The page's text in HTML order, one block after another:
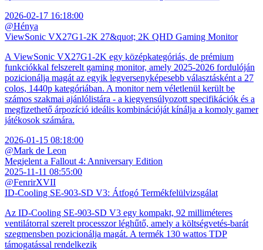
2026-02-17 16:18:00
@Hénya
ViewSonic VX27G1-2K 27&quot; 2K QHD Gaming Monitor
A ViewSonic VX27G1-2K egy középkategóriás, de prémium
funkciókkal felszerelt gaming monitor, amely 2025-2026 fordulóján
pozicionálja magát az egyik legversenyképesebb választásként a 27
colos, 1440p kategóriában. A monitor nem véletlenül került be
számos szakmai ajánlólistára - a kiegyensúlyozott specifikációk és a
megfizethető árpozíció ideális kombinációját kínálja a komoly gamer
játékosok számára.
2026-01-15 08:18:00
@Mark de Leon
Megjelent a Fallout 4: Anniversary Edition
2025-11-11 08:55:00
@FenrirXVII
ID-Cooling SE-903-SD V3: Átfogó Termékfelülvizsgálat
Az ID-Cooling SE-903-SD V3 egy kompakt, 92 milliméteres
ventilátorral szerelt processzor léghűtő, amely a költségvetés-barát
szegmensben pozicionálja magát. A termék 130 wattos TDP
támogatással rendelkezik